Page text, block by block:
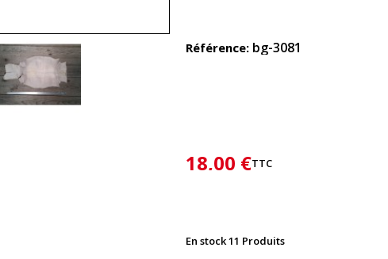
Référence bg-3081
18,00 €TTC
En stock11 Produits